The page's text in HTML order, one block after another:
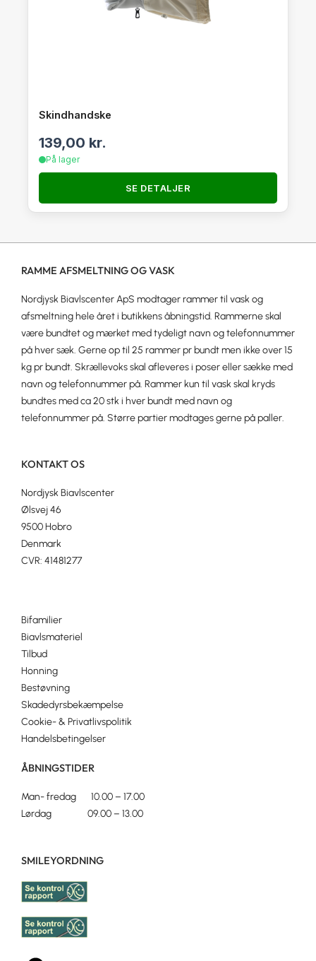
Skindhandske
139,00 kr.
På lager
SE DETALJER
RAMME AFSMELTNING OG VASK
Nordjysk Biavlscenter ApS modtager rammer til vask og
afsmeltning hele året i butikkens åbningstid. Rammerne skal
være bundtet og mærket med tydeligt navn og telefonnummer
på hver sæk. Gerne op til 25 rammer pr bundt men ikke over 15
kg pr bundt. Skrællevoks skal afleveres i poser eller sække med
navn og telefonnummer på. Rammer kun til vask skal kryds
bundtes med ca 20 stk i hver bundt med navn og
telefonnummer på. Større partier modtages gerne på paller.
KONTAKT OS
Nordjysk Biavlscenter
Ølsvej 46
9500 Hobro
Denmark
CVR: 41481277
Bifamilier
Biavlsmateriel
Tilbud
Honning
Bestøvning
Skadedyrsbekæmpelse
Cookie- & Privatlivspolitik
Handelsbetingelser
ÅBNINGSTIDER
Man- fredag 10.00 – 17.00
Lørdag 09.00 – 13.00
SMILEYORDNING